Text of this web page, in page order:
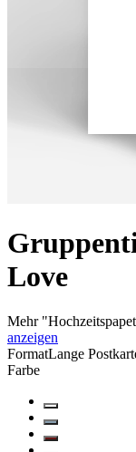
Love
Mehr"
anzeigen
FormatLange
Farbe